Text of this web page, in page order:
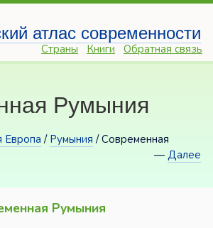
атлас современности
Страны Книги Обратная связь
Румыния
Европа / Румыния / Современная
—Далее
Румыния